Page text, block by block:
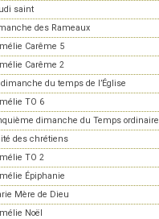
saint
des Rameaux
Carême 5
Carême 2
dimanche du temps de l’Église
TO 6
dimanche du Temps ordinaire
des chrétiens
TO 2
Épiphanie
Mère de Dieu
Noël